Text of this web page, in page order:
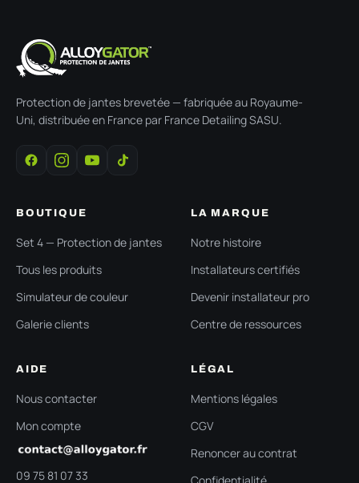
Protection de jantes brevetée — fabriquée au Royaume-
Uni, distribuée en France par France Detailing SASU.
BOUTIQUE
Set 4 — Protection de jantes
Tous les produits
Simulateur de couleur
Galerie clients
LA MARQUE
Notre histoire
Installateurs certifiés
Devenir installateur pro
Centre de ressources
AIDE
Nous contacter
Mon compte
09 75 81 07 33
LÉGAL
Mentions légales
CGV
Renoncer au contrat